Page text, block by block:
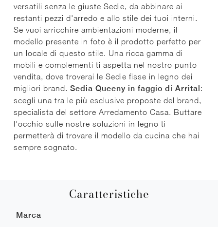
versatili senza le giuste Sedie, da abbinare ai
restanti pezzi d'arredo e allo stile dei tuoi interni.
Se vuoi arricchire ambientazioni moderne, il
modello presente in foto è il prodotto perfetto per
un locale di questo stile. Una ricca gamma di
mobili e complementi ti aspetta nel nostro punto
vendita, dove troverai le Sedie fisse in legno dei
migliori brand. Sedia Queeny in faggio di Arrital :
scegli una tra le più esclusive proposte del brand,
specialista del settore Arredamento Casa. Buttare
l'occhio sulle nostre soluzioni in legno ti
permetterà di trovare il modello da cucina che hai
sempre sognato.
Caratteristiche
Marca